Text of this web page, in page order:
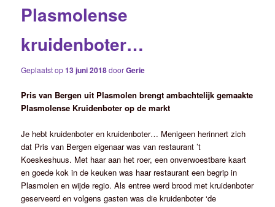
Plasmolense
kruidenboter…
Geplaatst op13 juni 2018doorGerie
Pris van Bergen uit Plasmolen brengt ambachtelijk gemaakte
Plasmolense Kruidenboter op de markt
Je hebt kruidenboter en kruidenboter… Menigeen herinnert zich
dat Pris van Bergen eigenaar was van restaurant ’t
Koeskeshuus. Met haar aan het roer, een onverwoestbare kaart
en goede kok in de keuken was haar restaurant een begrip in
Plasmolen en wijde regio. Als entree werd brood met kruidenboter
geserveerd en volgens gasten was die kruidenboter ‘de